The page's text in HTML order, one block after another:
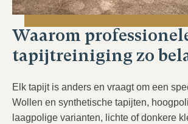
Waarom
tapijtreiniging zo
Elk tapijt is anders en vraagt om een
Wollen en synthetische tapijten,
laagpolige varianten, lichte of donkere